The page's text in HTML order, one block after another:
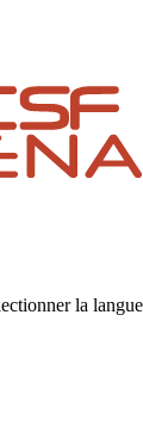
la langue